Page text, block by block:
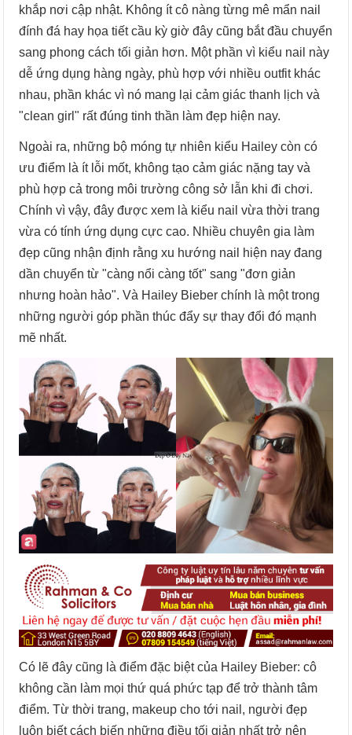
khắp nơi cập nhật. Không ít cô nàng từng mê mẩn nail
đính đá hay họa tiết cầu kỳ giờ đây cũng bắt đầu chuyển
sang phong cách tối giản hơn. Một phần vì kiểu nail này
dễ ứng dụng hàng ngày, phù hợp với nhiều outfit khác
nhau, phần khác vì nó mang lại cảm giác thanh lịch và
"clean girl" rất đúng tinh thần làm đẹp hiện nay.
Ngoài ra, những bộ móng tự nhiên kiểu Hailey còn có
ưu điểm là ít lỗi mốt, không tạo cảm giác nặng tay và
phù hợp cả trong môi trường công sở lẫn khi đi chơi.
Chính vì vậy, đây được xem là kiểu nail vừa thời trang
vừa có tính ứng dụng cực cao. Nhiều chuyên gia làm
đẹp cũng nhận định rằng xu hướng nail hiện nay đang
dần chuyển từ "càng nổi càng tốt" sang "đơn giản
nhưng hoàn hảo". Và Hailey Bieber chính là một trong
những người góp phần thúc đẩy sự thay đổi đó mạnh
mẽ nhất.
Có lẽ đây cũng là điểm đặc biệt của Hailey Bieber: cô
không cần làm mọi thứ quá phức tạp để trở thành tâm
điểm. Từ thời trang, makeup cho tới nail, người đẹp
luôn biết cách biến những điều tối giản nhất trở nên